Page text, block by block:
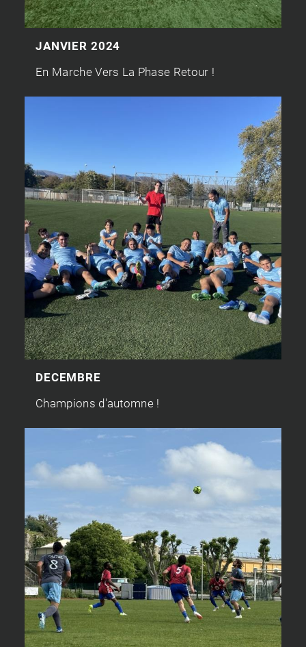
JANVIER 2024
En Marche Vers La Phase Retour !
DECEMBRE
Champions d'automne !